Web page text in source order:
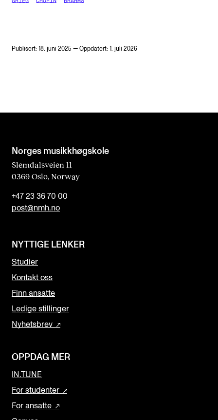
Publisert: 18. juni 2025 — Oppdatert: 1. juli 2026
Norges musikk­høgskole
Slemdalsveien 11
0369 Oslo, Norway
+47 23 36 70 00
post@nmh.no
NYTTIGE LENKER
Studier
Kontakt oss
Finn ansatte
Ledige stillinger
Nyhetsbrev
OPPDAG MER
IN.TUNE
For studenter
For ansatte